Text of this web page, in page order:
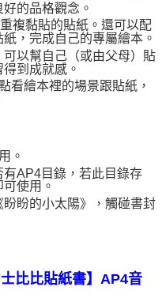
費
費
費
的品格觀念。
複黏貼的貼紙。還可以配
，完成自己的專屬繪本。
以幫自己（或由父母）貼
到成就感。
看繪本裡的場景跟貼紙，
。
有AP4目錄，若此目錄存
使用。
盼的小太陽》，觸碰書封
比比貼紙書】AP4音